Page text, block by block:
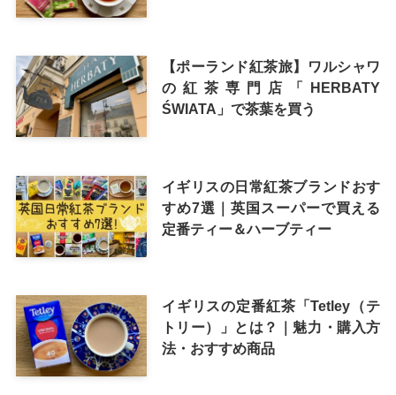
【ポーランド紅茶旅】ワルシャワ
の紅茶専門店「HERBATY
ŚWIATA」で茶葉を買う
イギリスの日常紅茶ブランドおす
すめ7選｜英国スーパーで買える
定番ティー＆ハーブティー
イギリスの定番紅茶「Tetley（テ
トリー）」とは？｜魅力・購入方
法・おすすめ商品